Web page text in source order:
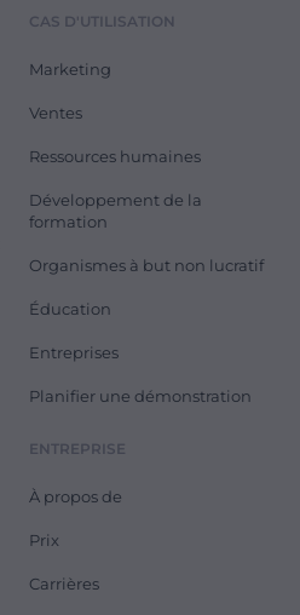
CAS D'UTILISATION
Marketing
Ventes
Ressources humaines
Développement de la
formation
Organismes à but non lucratif
Éducation
Entreprises
Planifier une démonstration
ENTREPRISE
À propos de
Prix
Carrières